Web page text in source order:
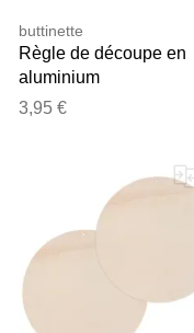
buttinette
Règle de découpe en
aluminium
3,95 €